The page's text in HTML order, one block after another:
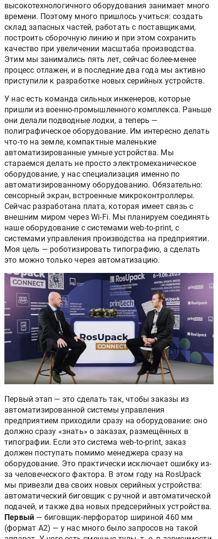
высокотехнологичного оборудования занимает много
времени. Поэтому много пришлось учиться: создать
склад запасных частей, работать с поставщиками,
построить сборочную линию и при этом сохранить
качество при увеличении масштаба производства.
Этим мы занимались пять лет, сейчас более-менее
процесс отлажен, и в последние два года мы активно
приступили к разработке новых серийных устройств.
У нас есть команда сильных инженеров, которые
пришли из военно-промышленного комплекса. Раньше
они делали подводные лодки, а теперь —
полиграфическое оборудование. Им интересно делать
что-то на земле, компактные маленькие
автоматизированные умные устройства. Мы
стараемся делать не просто электромеханическое
оборудование, у нас специализация именно по
автоматизированному оборудованию. Обязательно:
сенсорный экран, встроенные микроконтроллеры.
Сейчас разработана плата, которая имеет связь с
внешним миром через Wi-Fi. Мы планируем соединять
наше оборудование с системами web-to-print, с
системами управления производства на предприятии.
Моя цель — роботизировать типографию, а сделать
это можно только через автоматизацию.
Первый этап — это сделать так, чтобы заказы из
автоматизированной системы управления
предприятием приходили сразу на оборудование: оно
должно сразу «знать» о заказах, размещённых в
типографии. Если это система web-to-print, заказ
должен поступать помимо менеджера сразу на
оборудование. Это практически исключает ошибку из-
за человеческого фактора. В этом году на RosUpack
мы привезли два своих новых серийных устройства:
автоматический биговщик с ручной и автоматической
подачей, и также два новых предсерийных устройства.
Первый — биговщик-перфоратор шириной 460 мм
(формат А2) — у нас много было запросов на такой